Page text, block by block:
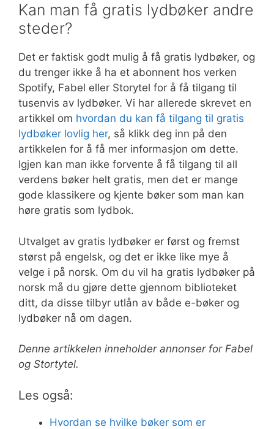
Kan man få gratis lydbøker andre
steder?
Det er faktisk godt mulig å få gratis lydbøker, og
du trenger ikke å ha et abonnent hos verken
Spotify, Fabel eller Storytel for å få tilgang til
tusenvis av lydbøker. Vi har allerede skrevet en
artikkel om hvordan du kan få tilgang til gratis
lydbøker lovlig her, så klikk deg inn på den
artikkelen for å få mer informasjon om dette.
Igjen kan man ikke forvente å få tilgang til all
verdens bøker helt gratis, men det er mange
gode klassikere og kjente bøker som man kan
høre gratis som lydbok.
Utvalget av gratis lydbøker er først og fremst
størst på engelsk, og det er ikke like mye å
velge i på norsk. Om du vil ha gratis lydbøker på
norsk må du gjøre dette gjennom biblioteket
ditt, da disse tilbyr utlån av både e-bøker og
lydbøker nå om dagen.
Denne artikkelen inneholder annonser for Fabel
og Stortytel.
Les også:
Hvordan se hvilke bøker som er